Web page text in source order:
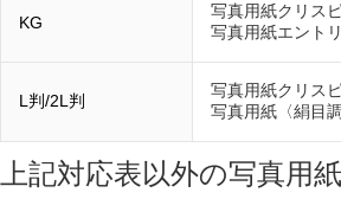
KG
写真用紙クリス
写真用紙エント
L判/2L判
写真用紙クリス
写真用紙〈絹目
上記対応表以外の写真用